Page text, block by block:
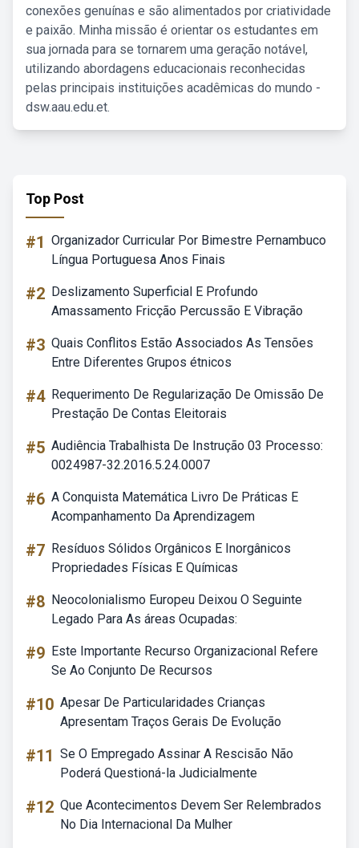
conexões genuínas e são alimentados por criatividade
e paixão. Minha missão é orientar os estudantes em
sua jornada para se tornarem uma geração notável,
utilizando abordagens educacionais reconhecidas
pelas principais instituições acadêmicas do mundo -
dsw.aau.edu.et.
Top Post
#1 Organizador Curricular Por Bimestre Pernambuco
Língua Portuguesa Anos Finais
#2 Deslizamento Superficial E Profundo
Amassamento Fricção Percussão E Vibração
#3 Quais Conflitos Estão Associados As Tensões
Entre Diferentes Grupos étnicos
#4 Requerimento De Regularização De Omissão De
Prestação De Contas Eleitorais
#5 Audiência Trabalhista De Instrução 03 Processo:
0024987-32.2016.5.24.0007
#6 A Conquista Matemática Livro De Práticas E
Acompanhamento Da Aprendizagem
#7 Resíduos Sólidos Orgânicos E Inorgânicos
Propriedades Físicas E Químicas
#8 Neocolonialismo Europeu Deixou O Seguinte
Legado Para As áreas Ocupadas:
#9 Este Importante Recurso Organizacional Refere
Se Ao Conjunto De Recursos
#10 Apesar De Particularidades Crianças
Apresentam Traços Gerais De Evolução
#11 Se O Empregado Assinar A Rescisão Não
Poderá Questioná-la Judicialmente
#12 Que Acontecimentos Devem Ser Relembrados
No Dia Internacional Da Mulher